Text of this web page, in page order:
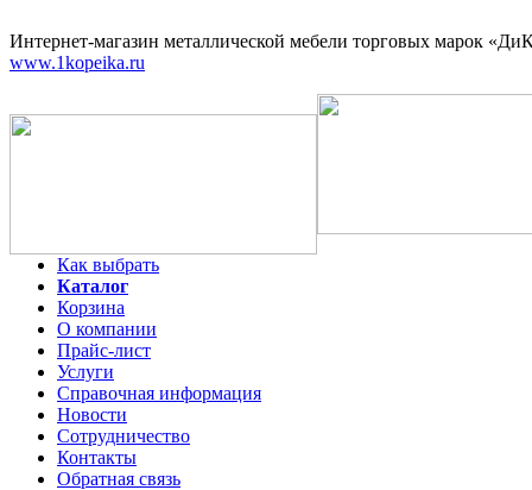
Интернет-магазин металлической мебели торговых марок
www.1kopeika.ru
Как выбрать
Каталог
Корзина
О компании
Прайс-лист
Услуги
Справочная информация
Новости
Сотрудничество
Контакты
Обратная связь